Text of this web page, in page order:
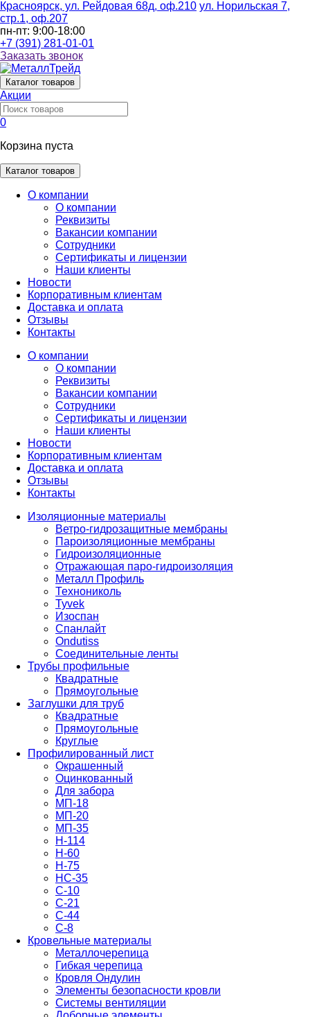
Красноярск, ул. Рейдовая 68д, оф.210 ул. Норильская 7,
стр.1, оф.207
пн-пт: 9:00-18:00
+7 (391) 281-01-01
Заказать звонок
Каталог товаров
Акции
0
Корзина пуста
Каталог товаров
О компании
О компании
Реквизиты
Вакансии компании
Сотрудники
Сертификаты и лицензии
Наши клиенты
Новости
Корпоративным клиентам
Доставка и оплата
Отзывы
Контакты
О компании
О компании
Реквизиты
Вакансии компании
Сотрудники
Сертификаты и лицензии
Наши клиенты
Новости
Корпоративным клиентам
Доставка и оплата
Отзывы
Контакты
Изоляционные материалы
Ветро-гидрозащитные мембраны
Пароизоляционные мембраны
Гидроизоляционные
Отражающая паро-гидроизоляция
Металл Профиль
Технониколь
Tyvek
Изоспан
Спанлайт
Ondutiss
Соединительные ленты
Трубы профильные
Квадратные
Прямоугольные
Заглушки для труб
Квадратные
Прямоугольные
Круглые
Профилированный лист
Окрашенный
Оцинкованный
Для забора
МП-18
МП-20
МП-35
Н-114
Н-60
Н-75
НС-35
С-10
С-21
С-44
С-8
Кровельные материалы
Металлочерепица
Гибкая черепица
Кровля Ондулин
Элементы безопасности кровли
Системы вентиляции